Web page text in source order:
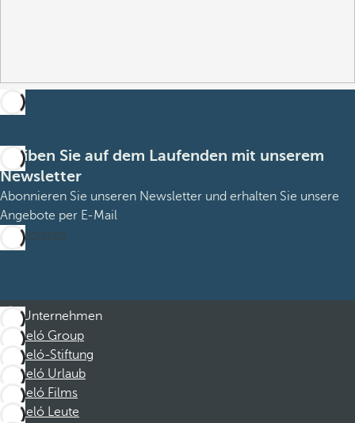
Bleiben Sie auf dem Laufenden mit unserem
Newsletter
Abonnieren Sie unseren Newsletter und erhalten Sie unsere
Angebote per E-Mail
Abonnieren
Unternehmen
Barceló Group
Barceló-Stiftung
Barceló Urlaub
Barceló Films
Barceló Leute